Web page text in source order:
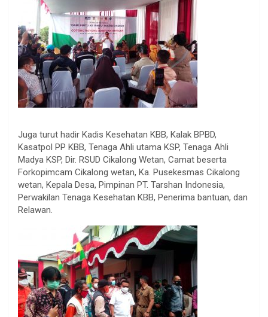
Juga turut hadir Kadis Kesehatan KBB, Kalak BPBD,
Kasatpol PP KBB, Tenaga Ahli utama KSP, Tenaga Ahli
Madya KSP, Dir. RSUD Cikalong Wetan, Camat beserta
Forkopimcam Cikalong wetan, Ka. Pusekesmas Cikalong
wetan, Kepala Desa, Pimpinan PT. Tarshan Indonesia,
Perwakilan Tenaga Kesehatan KBB, Penerima bantuan, dan
Relawan.